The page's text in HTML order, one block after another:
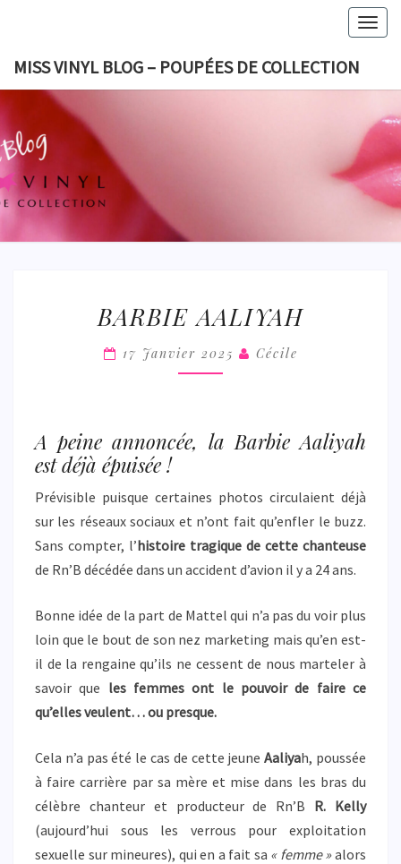
content
MISS VINYL BLOG – POUPÉES DE COLLECTION
MISS
BLOG
AALIYAH
BARBIE AALIYAH
17 Janvier 2025 Cécile
A peine annoncée, la Barbie Aaliyah
est déjà épuisée !
Prévisible puisque certaines photos circulaient déjà
sur les réseaux sociaux et n’ont fait qu’enfler le buzz.
Sans compter, l’histoire tragique de cette chanteuse
de Rn’B décédée dans un accident d’avion il y a 24 ans.
Bonne idée de la part de Mattel qui n’a pas du voir plus
loin que le bout de son nez marketing mais qu’en est-
il de la rengaine qu’ils ne cessent de nous marteler à
savoir que les femmes ont le pouvoir de faire ce
qu’elles veulent… ou presque.
Cela n’a pas été le cas de cette jeune Aaliyah, poussée
à faire carrière par sa mère et mise dans les bras du
célèbre chanteur et producteur de Rn’B R. Kelly
(aujourd’hui sous les verrous pour exploitation
sexuelle sur mineures), qui en a fait sa « femme »alors